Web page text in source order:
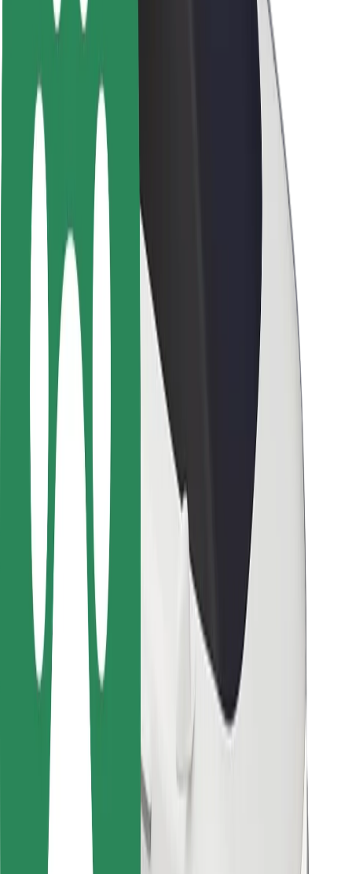
ბრენდი
მედია
უსაფრთხოება
მგზავრების უსაფრთხოება
მძღოლების უსაფრთხოება
სკუტერის უსაფრთხოება
უსაფრთხოება
ქალაქები
ლოკაციები
ქალაქი უკეთესობისკენ
აეროპორტები
Bolt-ის დასატენი სადგური
მხარდაჭერა
მგზავრებისთვის
მძღოლებისთვის
კურიერებისთვის
Bolt Food
ავტოპარკის მფლობელებისთვის
რესტორნებისთვის
Bolt for Business
სხვა
მომწოდებლები
წესები და პირობები
მიიღე მომსახურება რამდენიმე წუთში!
გადმოწერე Bolt
იპოვე შენი საყვარელი კერძები!
გადმოწერე Bolt Food